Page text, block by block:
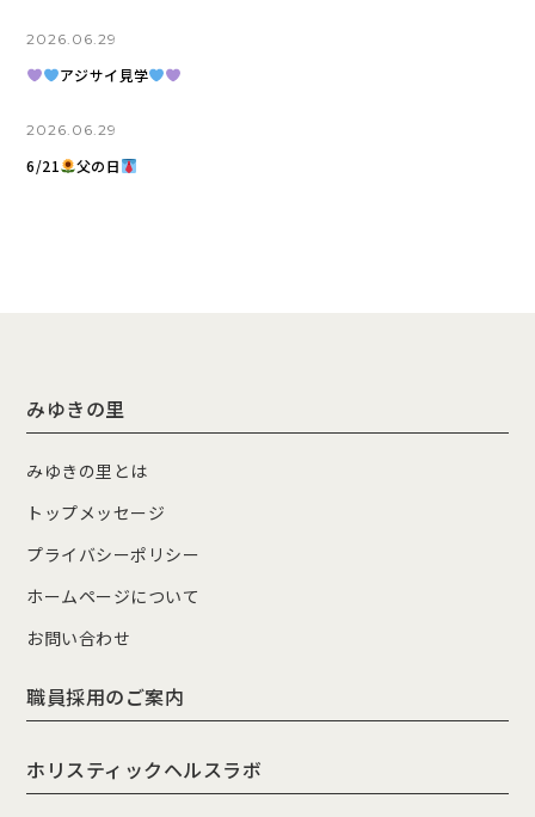
2026.06.29
アジサイ見学
2026.06.29
6/21 父の日
みゆきの里
みゆきの里とは
トップメッセージ
プライバシーポリシー
ホームページについて
お問い合わせ
職員採用のご案内
ホリスティックヘルスラボ